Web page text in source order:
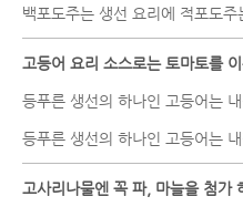
고등어 요리 소스로는 토마토를 이
고사리나물엔 꼭 파, 마늘을 첨가